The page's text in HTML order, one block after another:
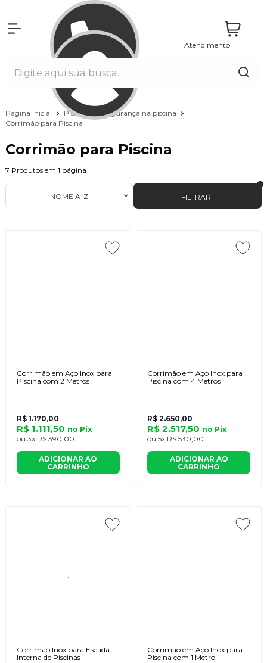
Atendimento
Página Inicial Piscinas
Segurança na piscina
Corrimão para Piscina
Corrimão para Piscina
7 Produtos em 1 página
FILTRAR
NOME A-Z
Corrimão em Aço Inox para
Piscina com 2 Metros
R$ 1.170,00
R$ 1.111,50 no Pix
ou 3x R$ 390,00
ADICIONAR AO
CARRINHO
Corrimão em Aço Inox para
Piscina com 4 Metros
R$ 2.650,00
R$ 2.517,50 no Pix
ou 5x R$ 530,00
ADICIONAR AO
CARRINHO
Corrimão Inox para Escada
Interna de Piscinas
Corrimão em Aço Inox para
Piscina com 1 Metro